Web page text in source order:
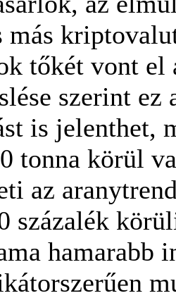
más
tőkét vont el
szerint
is jelenthet,
tonna körül
az
százalék
hamarabb